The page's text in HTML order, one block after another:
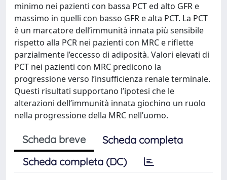
minimo nei pazienti con bassa PCT ed alto GFR e
massimo in quelli con basso GFR e alta PCT. La PCT
è un marcatore dell’immunità innata più sensibile
rispetto alla PCR nei pazienti con MRC e riflette
parzialmente l’eccesso di adiposità. Valori elevati di
PCT nei pazienti con MRC predicono la
progressione verso l’insufficienza renale terminale.
Questi risultati supportano l’ipotesi che le
alterazioni dell’immunità innata giochino un ruolo
nella progressione della MRC nell’uomo.
Scheda breve
Scheda completa
Scheda completa (DC)